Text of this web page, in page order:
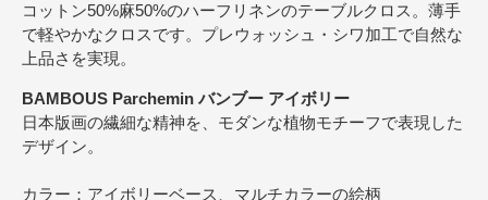
コットン50%麻50%のハーフリネンのテーブルクロス。薄手
で軽やかなクロスです。プレウォッシュ・シワ加工で自然な
上品さを実現。
BAMBOUS Parchemin バンブー アイボリー
日本版画の繊細な精神を、モダンな植物モチーフで表現した
デザイン。
カラー：アイボリーベース、マルチカラーの絵柄